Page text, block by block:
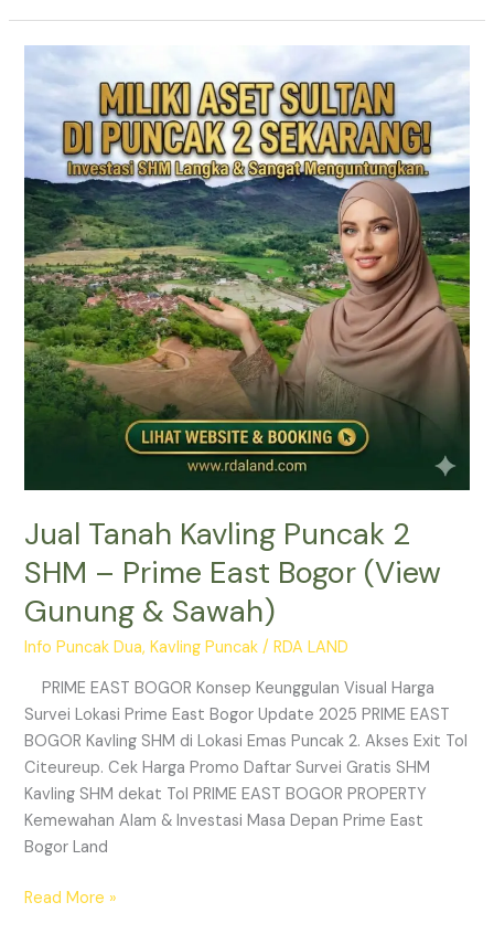
Jual Tanah Kavling Puncak 2
SHM – Prime East Bogor (View
Gunung & Sawah)
Info Puncak Dua,Kavling Puncak /RDA LAND
PRIME EAST BOGOR Konsep Keunggulan Visual Harga
Survei Lokasi Prime East Bogor Update 2025 PRIME EAST
BOGOR Kavling SHM di Lokasi Emas Puncak 2. Akses Exit Tol
Citeureup. Cek Harga Promo Daftar Survei Gratis SHM
Kavling SHM dekat Tol PRIME EAST BOGOR PROPERTY
Kemewahan Alam & Investasi Masa Depan Prime East
Bogor Land
Tanah
Kavling
Puncak
SHM
–
Prime
East
Bogor
(View
Gunung
&
Sawah)
Read More »